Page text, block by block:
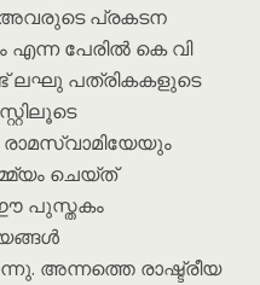
അവരുടെ പ്രകടന
പേരില്‍ കെ വി
ലഘു പത്രികകളുടെ
രാമസ്വാമിയേയും
ചെയ്ത്
പുസ്തകം
അന്നത്തെ രാഷ്ട്രീയ